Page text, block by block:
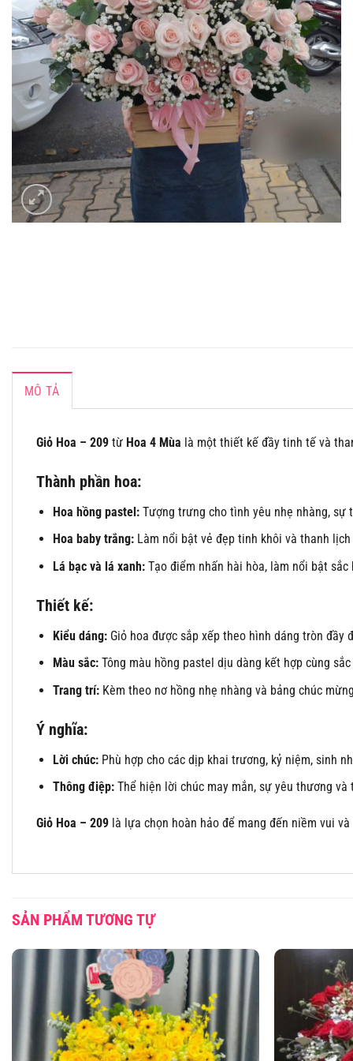
MÔ TẢ
Giỏ Hoa – 209 từ Hoa 4 Mùa là một thiết kế đầy tinh tế và
Thành phần hoa:
Hoa hồng pastel:Tượng trưng cho tình yêu nhẹ nhàng, sự
Hoa baby trắng:Làm nổi bật vẻ đẹp tinh khôi và thanh lịch
Lá bạc và lá xanh:Tạo điểm nhấn hài hòa, làm nổi bật sắc
Thiết kế:
Kiểu dáng:Giỏ hoa được sắp xếp theo hình dáng tròn đầy
Màu sắc:Tông màu hồng pastel dịu dàng kết hợp cùng
Trang trí:Kèm theo nơ hồng nhẹ nhàng và bảng chúc
Ý nghĩa:
Lời chúc:Phù hợp cho các dịp khai trương, kỷ niệm, sinh
Thông điệp:Thể hiện lời chúc may mắn, sự yêu thương
Giỏ Hoa – 209 là lựa chọn hoàn hảo để mang đến niềm vui
SẢN PHẨM TƯƠNG TỰ